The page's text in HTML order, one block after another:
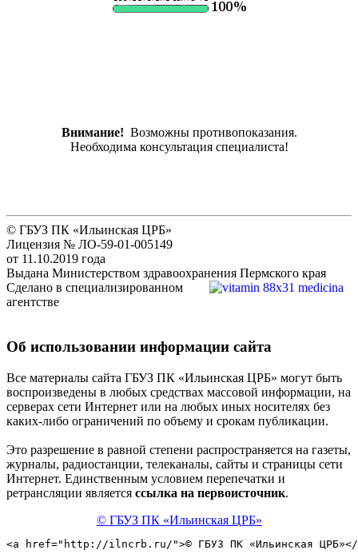
Внимание! Возможны противопоказания.
Необходима консультация специалиста!
© ГБУЗ ПК «Ильинская ЦРБ»
Лицензия № ЛО-59-01-005149
от 11.10.2019 года
Выдана Министерством здравоохранения Пермского края
Сделано в специализированном
агентстве
Об использовании информации сайта
Все материалы сайта ГБУЗ ПК «Ильинская ЦРБ» могут быть
воспроизведены в любых средствах массовой информации, на
серверах сети Интернет или на любых иных носителях без
каких-либо ограничений по объему и срокам публикации.
Это разрешение в равной степени распространяется на газеты,
журналы, радиостанции, телеканалы, сайты и страницы сети
Интернет. Единственным условием перепечатки и
ретрансляции является ссылка на первоисточник.
© ГБУЗ ПК «Ильинская ЦРБ»
<a href="http://ilncrb.ru/">© ГБУЗ ПК «Ильинская ЦРБ»</